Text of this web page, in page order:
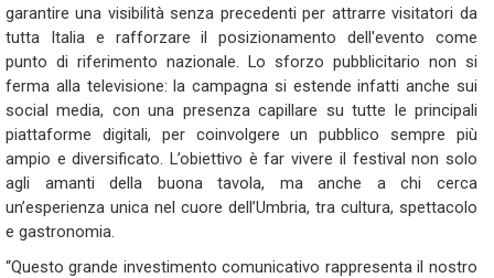
garantire una visibilità senza precedenti per attrarre visitatori da
tutta Italia e rafforzare il posizionamento dell'evento come
punto di riferimento nazionale. Lo sforzo pubblicitario non si
ferma alla televisione: la campagna si estende infatti anche sui
social media, con una presenza capillare su tutte le principali
piattaforme digitali, per coinvolgere un pubblico sempre più
ampio e diversificato. L’obiettivo è far vivere il festival non solo
agli amanti della buona tavola, ma anche a chi cerca
un’esperienza unica nel cuore dell’Umbria, tra cultura, spettacolo
e gastronomia.
“Questo grande investimento comunicativo rappresenta il nostro